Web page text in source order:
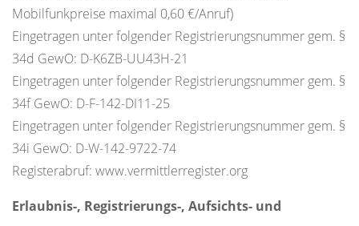
Mobilfunkpreise maximal 0,60 €/Anruf)
Eingetragen unter folgender Registrierungsnummer gem. §
34d GewO: D-K6ZB-UU43H-21
Eingetragen unter folgender Registrierungsnummer gem. §
34f GewO: D-F-142-DI11-25
Eingetragen unter folgender Registrierungsnummer gem. §
34i GewO: D-W-142-9722-74
Registerabruf: www.vermittlerregister.org
Erlaubnis-, Registrierungs-, Aufsichts- und